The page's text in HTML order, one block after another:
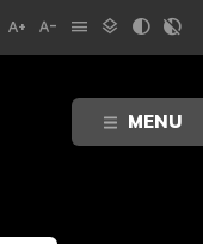
MENU
text_increase text_decrease menu layers contrast contrast_rtl_off